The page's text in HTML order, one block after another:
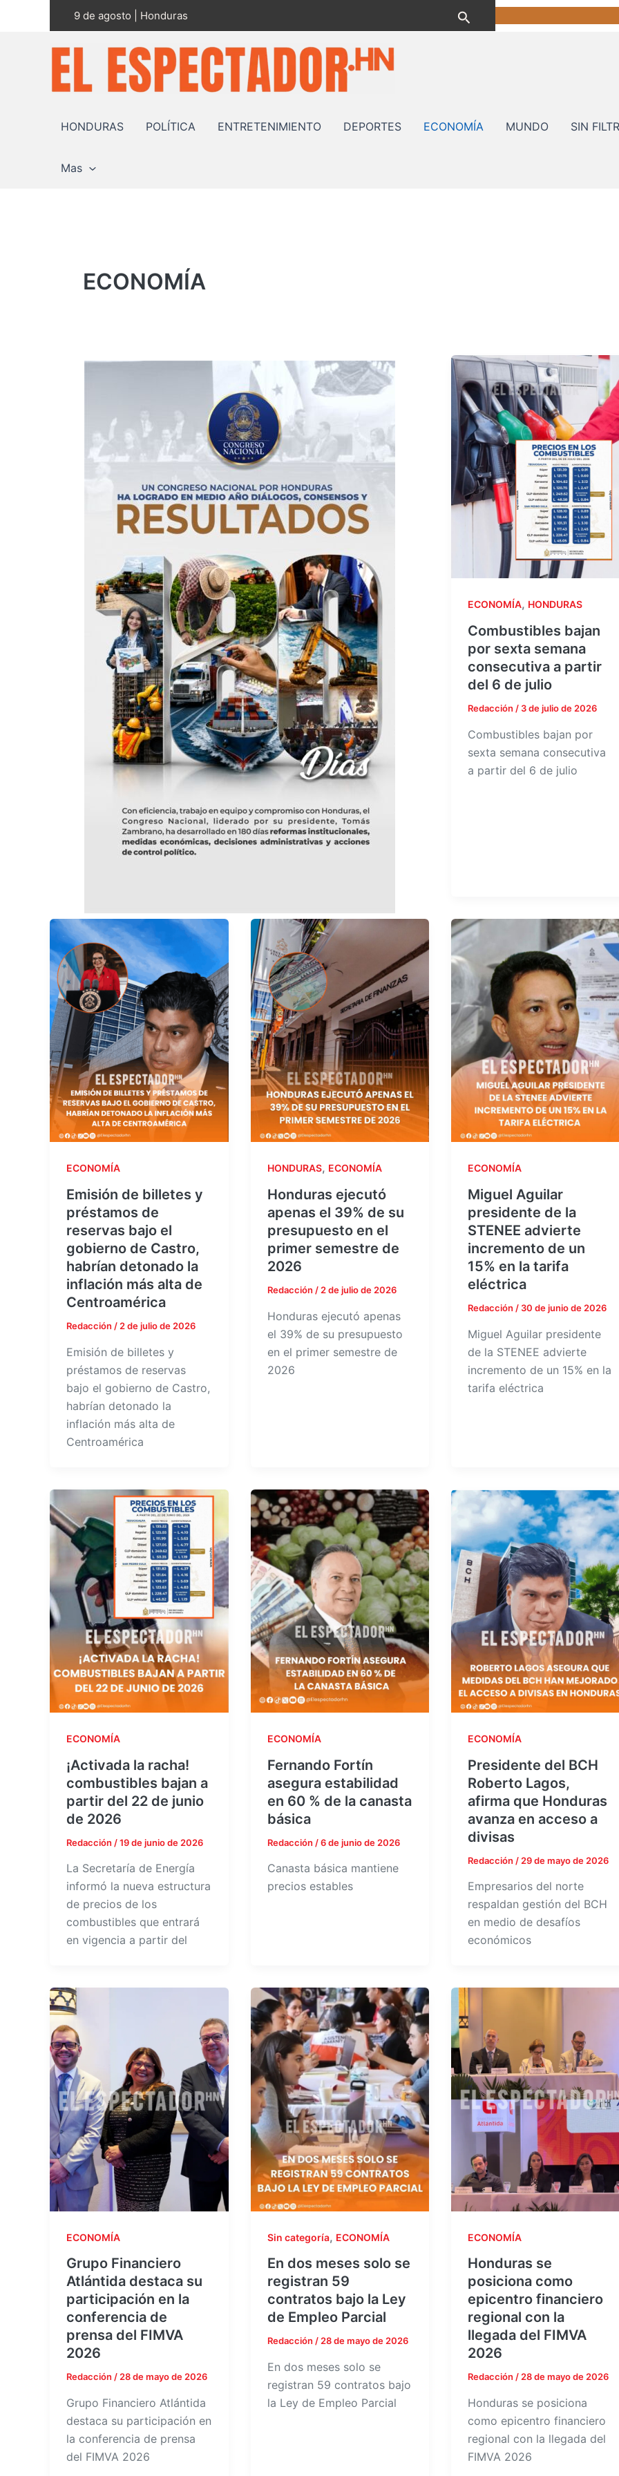
9 de agosto | Honduras Buscar
HONDURAS POLÍTICA ENTRETENIMIENTO DEPORTES ECONOMÍA MUNDO SIN
Mas
ECONOMÍA
ECONOMÍA, HONDURAS
Combustibles bajan
por sexta semana
consecutiva a partir
del 6 de julio
Redacción / 3 de julio de 2026
Combustibles bajan por
sexta semana consecutiva
a partir del 6 de julio
ECONOMÍA
Emisión de billetes y
préstamos de
reservas bajo el
gobierno de Castro,
habrían detonado la
inflación más alta de
Centroamérica
Redacción / 2 de julio de 2026
Emisión de billetes y
préstamos de reservas
bajo el gobierno de Castro,
habrían detonado la
inflación más alta de
Centroamérica
HONDURAS, ECONOMÍA
Honduras ejecutó
apenas el 39% de su
presupuesto en el
primer semestre de
2026
Redacción / 2 de julio de 2026
Honduras ejecutó apenas
el 39% de su presupuesto
en el primer semestre de
2026
ECONOMÍA
Miguel Aguilar
presidente de la
STENEE advierte
incremento de un
15% en la tarifa
eléctrica
Redacción / 30 de junio de 2026
Miguel Aguilar presidente
de la STENEE advierte
incremento de un 15% en la
tarifa eléctrica
ECONOMÍA
¡Activada la racha!
combustibles bajan a
partir del 22 de junio
de 2026
Redacción /19 de junio de 2026
La Secretaría de Energía
informó la nueva estructura
de precios de los
combustibles que entrará
en vigencia a partir del
ECONOMÍA
Fernando Fortín
asegura estabilidad
en 60 % de la canasta
básica
Redacción /6 de junio de 2026
Canasta básica mantiene
precios estables
ECONOMÍA
Presidente del BCH
Roberto Lagos,
afirma que Honduras
avanza en acceso a
divisas
Redacción / 29 de mayo de 2026
Empresarios del norte
respaldan gestión del BCH
en medio de desafíos
económicos
ECONOMÍA
Grupo Financiero
Atlántida destaca su
participación en la
conferencia de
prensa del FIMVA
2026
Redacción /28 de mayo de 2026
Grupo Financiero Atlántida
destaca su participación en
la conferencia de prensa
del FIMVA 2026
Sin categoría, ECONOMÍA
En dos meses solo se
registran 59
contratos bajo la Ley
de Empleo Parcial
Redacción /28 de mayo de 2026
En dos meses solo se
registran 59 contratos bajo
la Ley de Empleo Parcial
ECONOMÍA
Honduras se
posiciona como
epicentro financiero
regional con la
llegada del FIMVA
2026
Redacción/28 de mayo de 2026
Honduras se posiciona
como epicentro financiero
regional con la llegada del
FIMVA 2026